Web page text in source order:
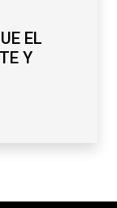
EL
Y